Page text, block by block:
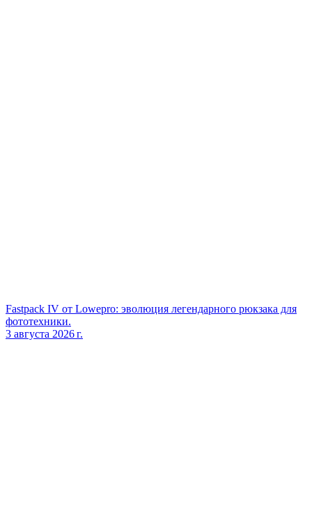
Fastpack IV от Lowepro: эволюция легендарного рюкзака для
фототехники.
3 августа 2026 г.